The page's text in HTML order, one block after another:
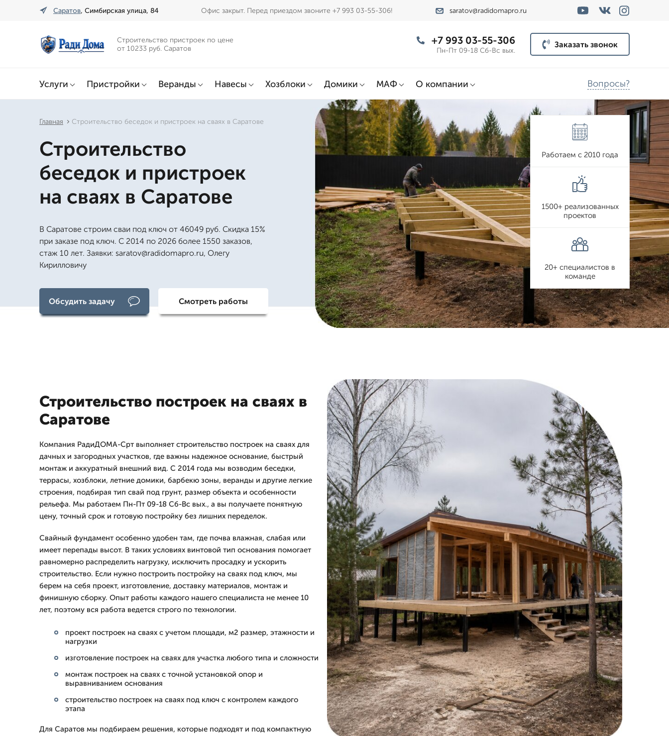
Саратов, Симбирская улица, 84 Офис закрыт. Перед приездом звоните +7 993 03-55-306! saratov@radidomapro.ru
Строительство пристроек по цене
от 10233 руб. Саратов
+7 993 03-55-306
Пн-Пт 09-18 Сб-Вс вых.
Заказать звонок
Услуги Пристройки Веранды Навесы Хозблоки Домики МАФ О компании Вопросы?
Главная Строительство беседок и пристроек на сваях в Саратове
Строительство
беседок и пристроек
на сваях в Саратове
В Саратове строим сваи под ключ от 46049 руб. Скидка 15%
при заказе под ключ. С 2014 по 2026 более 1550 заказов,
стаж 10 лет. Заявки: saratov@radidomapro.ru, Олегу
Кирилловичу
Обсудить задачу Смотреть работы
Работаем с 2010 года
1500+ реализованных
проектов
20+ специалистов в
команде
Строительство построек на сваях в
Саратове
Компания РадиДОМА-Срт выполняет строительство построек на сваях для
дачных и загородных участков, где важны надежное основание, быстрый
монтаж и аккуратный внешний вид. С 2014 года мы возводим беседки,
террасы, хозблоки, летние домики, барбекю зоны, веранды и другие легкие
строения, подбирая тип свай под грунт, размер объекта и особенности
рельефа. Мы работаем Пн-Пт 09-18 Сб-Вс вых., а вы получаете понятную
цену, точный срок и готовую постройку без лишних переделок.
Свайный фундамент особенно удобен там, где почва влажная, слабая или
имеет перепады высот. В таких условиях винтовой тип основания помогает
равномерно распределить нагрузку, исключить просадку и ускорить
строительство. Если нужно построить постройку на сваях под ключ, мы
берем на себя проект, изготовление, доставку материалов, монтаж и
финишную сборку. Опыт работы каждого нашего специалиста не менее 10
лет, поэтому вся работа ведется строго по технологии.
проект построек на сваях с учетом площади, м2 размер, этажности и
нагрузки
изготовление построек на сваях для участка любого типа и сложности
монтаж построек на сваях с точной установкой опор и
выравниванием основания
строительство построек на сваях под ключ с контролем каждого
этапа
Для Саратов мы подбираем решения, которые подходят и под компактную